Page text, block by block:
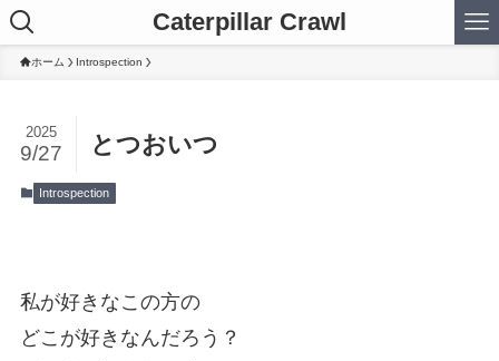
Caterpillar Crawl
ホーム Introspection
とつおいつ
2025
9/27
Introspection
私が好きなこの方の
どこが好きなんだろう？